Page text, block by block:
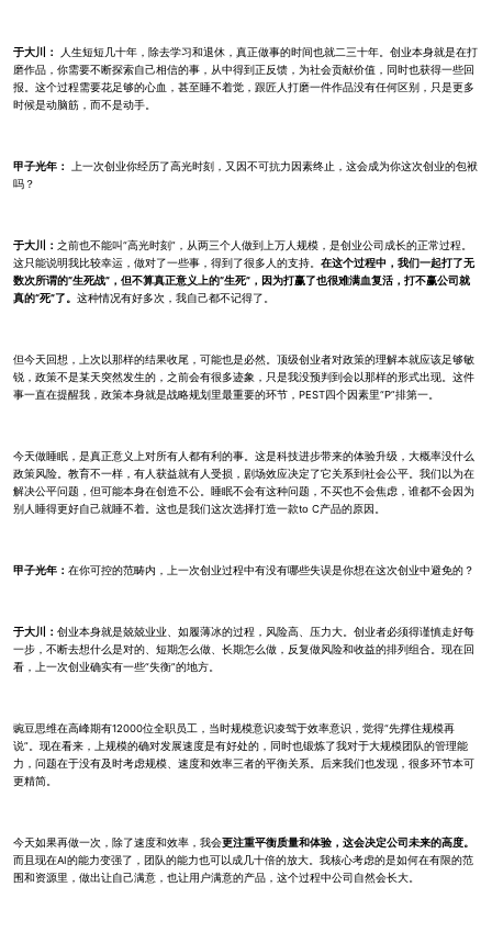
于大川：
人生短短几十年，除去学习和退休，真正做事的时间也就二三十年。创业本身就是在打
磨作品，你需要不断探索自己相信的事，从中得到正反馈，为社会贡献价值，同时也获得一些回
报。这个过程需要花足够的心血，甚至睡不着觉，跟匠人打磨一件作品没有任何区别，只是更多
时候是动脑筋，而不是动手。
甲子光年：
上一次创业你经历了高光时刻，又因不可抗力因素终止，这会成为你这次创业的包袱
吗？
于大川： 之前也不能叫“高光时刻”，从两三个人做到上万人规模，是创业公司成长的正常过程。
这只能说明我比较幸运，做对了一些事，得到了很多人的支持。 在这个过程中，我们一起打了无
数次所谓的“生死战”，但不算真正意义上的“生死”，因为打赢了也很难满血复活，打不赢公司就
真的“死”了。 这种情况有好多次，我自己都不记得了。
但今天回想，上次以那样的结果收尾，可能也是必然。顶级创业者对政策的理解本就应该足够敏
锐，政策不是某天突然发生的，之前会有很多迹象，只是我没预判到会以那样的形式出现。这件
事一直在提醒我，政策本身就是战略规划里最重要的环节，PEST四个因素里“P”排第一。
今天做睡眠，是真正意义上对所有人都有利的事。这是科技进步带来的体验升级，大概率没什么
政策风险。教育不一样，有人获益就有人受损，剧场效应决定了它关系到社会公平。我们以为在
解决公平问题，但可能本身在创造不公。睡眠不会有这种问题，不买也不会焦虑，谁都不会因为
别人睡得更好自己就睡不着。这也是我们这次选择打造一款to C产品的原因。
甲子光年： 在你可控的范畴内，上一次创业过程中有没有哪些失误是你想在这次创业中避免的？
于大川： 创业本身就是兢兢业业、如履薄冰的过程，风险高、压力大。创业者必须得谨慎走好每
一步，不断去想什么是对的、短期怎么做、长期怎么做，反复做风险和收益的排列组合。现在回
看，上一次创业确实有一些“失衡”的地方。
豌豆思维在高峰期有12000位全职员工，当时规模意识凌驾于效率意识，觉得“先撑住规模再
说”。现在看来，上规模的确对发展速度是有好处的，同时也锻炼了我对于大规模团队的管理能
力，问题在于没有及时考虑规模、速度和效率三者的平衡关系。后来我们也发现，很多环节本可
更精简。
今天如果再做一次，除了速度和效率，我会更注重平衡质量和体验，这会决定公司未来的高度。
而且现在AI的能力变强了，团队的能力也可以成几十倍的放大。我核心考虑的是如何在有限的范
围和资源里，做出让自己满意，也让用户满意的产品，这个过程中公司自然会长大。